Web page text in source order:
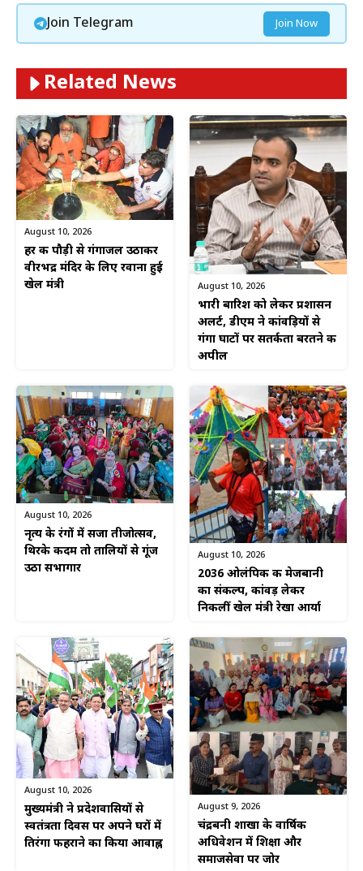
Join Telegram Join Now
Related News
August 10, 2026
हर की पौड़ी से गंगाजल उठाकर
वीरभद्र मंदिर के लिए रवाना हुई
खेल मंत्री
August 10, 2026
भारी बारिश को लेकर प्रशासन
अलर्ट, डीएम ने कांवड़ियों से
गंगा घाटों पर सतर्कता बरतने की
अपील
August 10, 2026
नृत्य के रंगों में सजा तीजोत्सव,
थिरके कदम तो तालियों से गूंज
उठा सभागार
August 10, 2026
2036 ओलंपिक की मेजबानी
का संकल्प, कांवड़ लेकर
निकलीं खेल मंत्री रेखा आर्या
August 10, 2026
मुख्यमंत्री ने प्रदेशवासियों से
स्वतंत्रता दिवस पर अपने घरों में
तिरंगा फहराने का किया आवाह्न
August 9, 2026
चंद्रबनी शाखा के वार्षिक
अधिवेशन में शिक्षा और
समाजसेवा पर जोर